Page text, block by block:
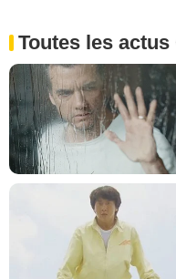
Toutes les